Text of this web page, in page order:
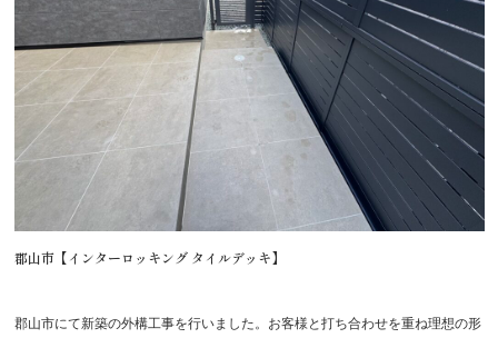
郡山市【インターロッキング タイルデッキ】
郡山市にて新築の外構工事を行いました。お客様と打ち合わせを重ね理想の形